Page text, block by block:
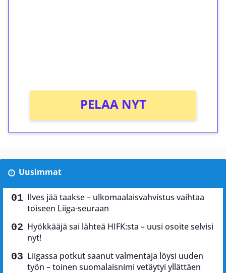
PELAA NYT
Uusimmat
Ilves jää taakse – ulkomaalaisvahvistus vaihtaa
toiseen Liiga-seuraan
Hyökkääjä sai lähteä HIFK:sta – uusi osoite selvisi
nyt!
Liigassa potkut saanut valmentaja löysi uuden
työn – toinen suomalaisnimi vetäytyi yllättäen